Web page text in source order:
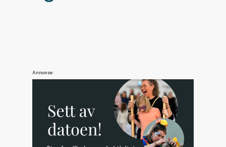
Annonse: